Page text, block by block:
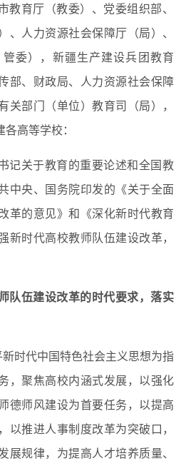
教育厅（教委）、党委组织部、
、人力资源社会保障厅（局）、
委），新疆生产建设兵团教育
部、财政局、人力资源社会保障
关部门（单位）教育司（局），
高等学校：
记关于教育的重要论述和全国教
中央、国务院印发的《关于全面
革的意见》和《深化新时代教育
新时代高校教师队伍建设改革，
队伍建设改革的时代要求，落实
时代中国特色社会主义思想为指
，聚焦高校内涵式发展，以强化
德师风建设为首要任务，以提高
以推进人事制度改革为突破口，
展规律，为提高人才培养质量、